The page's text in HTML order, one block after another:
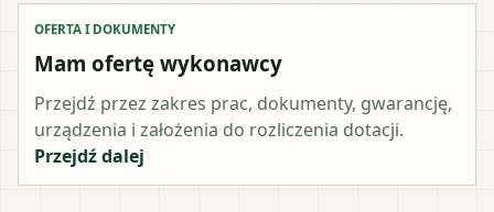
OFERTA I DOKUMENTY
Mam ofertę wykonawcy
Przejdź przez zakres prac, dokumenty, gwarancję,
urządzenia i założenia do rozliczenia dotacji.
Przejdź dalej